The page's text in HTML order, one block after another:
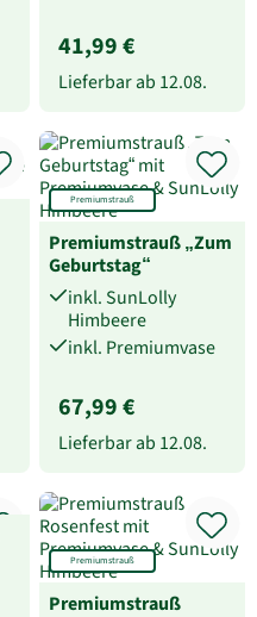
41,99 €
Lieferbar ab 12.08.
Premiumstrauß
Premiumstrauß „Zum
Geburtstag“
inkl. SunLolly
Himbeere
inkl. Premiumvase
67,99 €
Lieferbar ab 12.08.
Premiumstrauß
Premiumstrauß